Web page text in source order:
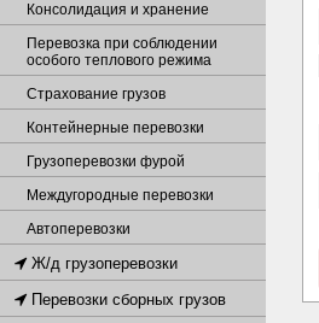
Консолидация и хранение
Перевозка при соблюдении
особого теплового режима
Страхование грузов
Контейнерные перевозки
Грузоперевозки фурой
Междугородные перевозки
Автоперевозки
Ж/д грузоперевозки
Перевозки сборных грузов